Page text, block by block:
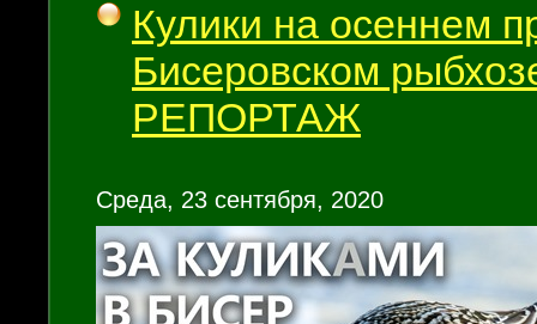
Кулики на осеннем
Бисеровском
РЕПОРТАЖ
Среда, 23 сентября, 2020